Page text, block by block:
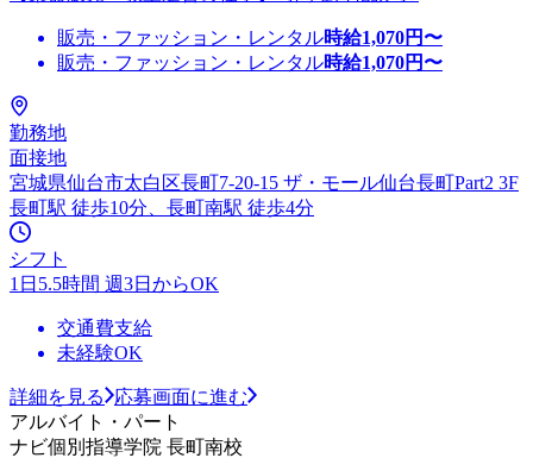
販売・ファッション・レンタル時給1,070円〜
販売・ファッション・レンタル時給1,070円〜
勤務地
面接地
宮城県仙台市太白区長町7-20-15 ザ・モール仙台長町Part2 3F
長町駅 徒歩10分、長町南駅 徒歩4分
シフト
1日5.5時間 週3日からOK
交通費支給
未経験OK
詳細を見る
応募画面に進む
アルバイト・パート
ナビ個別指導学院 長町南校